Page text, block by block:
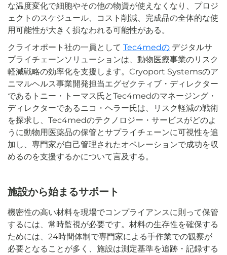
な温度変化で細胞やその他の物資が使えなくなり、プロジ
ェクトのスケジュール、コスト削減、完成品の全体的な使
用可能性が大きく損なわれる可能性がある。
クライオポート社の一員として Tec4medの デジタルサ
プライチェーンソリューションは、動物医療事業のリスク
軽減戦略の効率化を支援します。Cryoport Systemsのア
ニマルヘルス事業開発担当エグゼクティブ・ディレクター
であるトニー・トーマス氏とTec4medのマネージング・
ディレクターであるニコ・ヘラー氏は、リスク軽減の戦術
を探求し、Tec4medのテクノロジー・サービスがどのよ
うに動物用医薬品の保管とサプライチェーンに可視性を追
加し、専門家が自己管理されたオペレーションで成功を収
めるのを支援するかについて言及する。
施設から始まるサポート
機密性の高い材料を現場でコンプライアンスに則って保管
するには、常時監視が必要です。材料の生存性を確保する
ためには、24時間体制で専門家による手作業での観察が
必要となることが多く、施設は測定基準を追跡・記録する